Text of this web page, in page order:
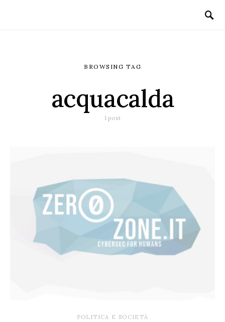
BROWSING TAG
acquacalda
1 post
POLITICA E SOCIETÀ